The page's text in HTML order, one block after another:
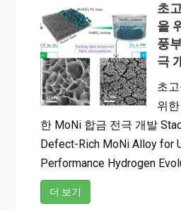
초
을
풍
극
초
위
한 MoNi 합금 전극 개발
Defect-Rich MoNi Alloy for
Performance Hydrogen
더 보기